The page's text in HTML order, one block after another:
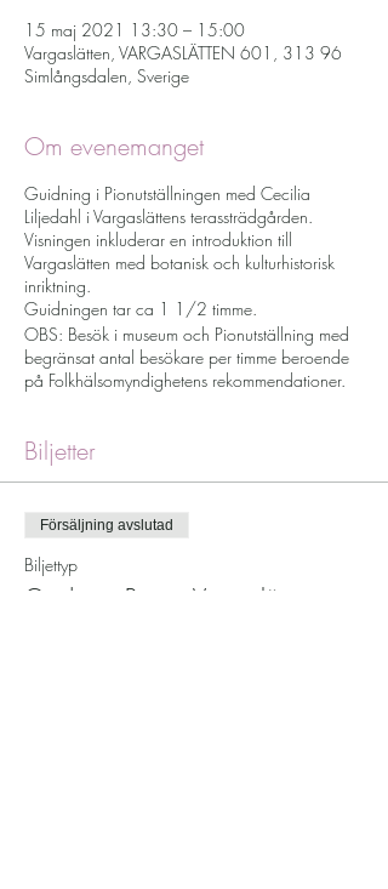
15 maj 2021 13:30 – 15:00
Vargaslätten, VARGASLÄTTEN 601, 313 96
Simlångsdalen, Sverige
Om evenemanget
Guidning i Pionutställningen med Cecilia
Liljedahl i Vargaslättens terassträdgården.
Visningen inkluderar en introduktion till
Vargaslätten med botanisk och kulturhistorisk
inriktning.
Guidningen tar ca 1 1/2 timme.
OBS: Besök i museum och Pionutställning med
begränsat antal besökare per timme beroende
på Folkhälsomyndighetens rekommendationer.
Biljetter
Försäljning avslutad
Biljettyp
Guidning Pioner Vargaslätten